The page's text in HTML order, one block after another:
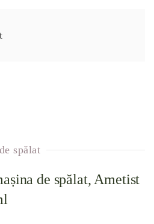
spălat
de spălat, Ametist